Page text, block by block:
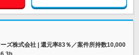
ズ株式会社 | 還元率83％／案件所持数10,000